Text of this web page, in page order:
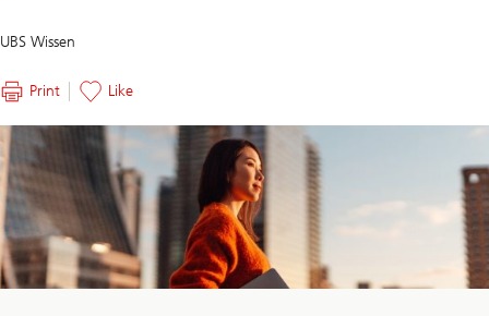
UBS Wissen
Print Like